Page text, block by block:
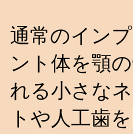
通常のイン
ント体を顎
れる小さな
トや人工歯